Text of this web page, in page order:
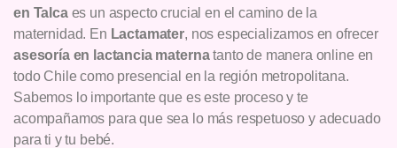
en Talcaes un aspecto crucial en el camino de la
maternidad. En Lactamater, nos especializamos en ofrecer
asesoría en lactancia maternatanto de manera online en
todo Chile como presencial en la región metropolitana.
Sabemos lo importante que es este proceso y te
acompañamos para que sea lo más respetuoso y adecuado
para ti y tu bebé.